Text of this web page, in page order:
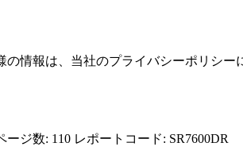
情報は、当社のプライバシーポリシー
ージ数: 110 レポートコード: SR7600DR